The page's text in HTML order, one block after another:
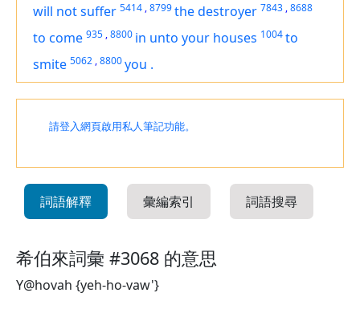
will not suffer 5414 ,8799the destroyer 7843 ,8688
to come 935 ,8800 in unto your houses 1004to
smite 5062 ,8800you .
請登入網頁啟用私人筆記功能。
詞語解釋 彙編索引 詞語搜尋
希伯來詞彙 #3068 的意思
Y@hovah {yeh-ho-vaw'}